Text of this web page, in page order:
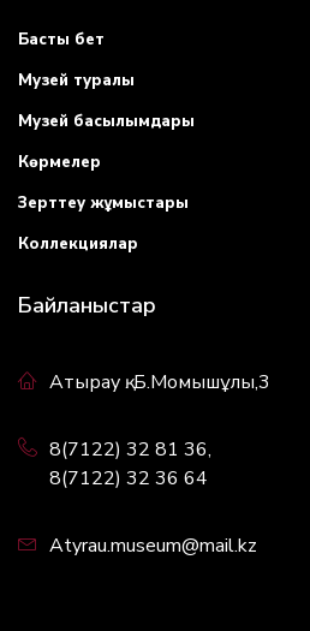
Басты бет
Музей туралы
Музей басылымдары
Көрмелер
Зерттеу жұмыстары
Коллекциялар
Байланыстар
Атырау қ. Б.Момышұлы,3
8(7122) 32 81 36,
8(7122) 32 36 64
Atyrau.museum@mail.kz